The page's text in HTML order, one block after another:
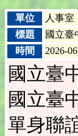
單位
人事室
標題
國立臺
時間
2026-
國立臺
國立臺
單身聯